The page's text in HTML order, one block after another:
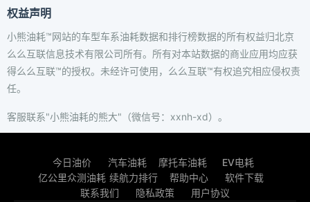
权益声明
小熊油耗™网站的车型车系油耗数据和排行榜数据的所有权益归北京
么么互联信息技术有限公司所有。所有对本站数据的商业应用均应获
得么么互联™的授权。未经许可使用，么么互联™有权追究相应侵权责
任。
客服联系"小熊油耗的熊大"（微信号：xxnh-xd）。
今日油价 汽车油耗 摩托车油耗
EV电耗
亿公里众测油耗 续航力排行 帮助中心
软件下载
联系我们
隐私政策 用户协议